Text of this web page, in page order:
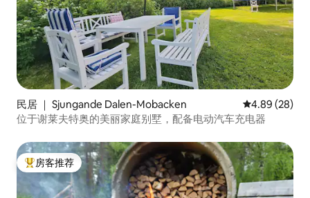
民居 ｜ Sjungande Dalen-Mobacken 平均评分 4.89
4.89 (28)
位于谢莱夫特奥的美丽家庭别墅，配备电动汽车充电器
热门「房客推荐」
房客推荐